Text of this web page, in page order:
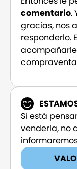
comentario.
gracias, nos
responderlo.
Si está
venderla, no